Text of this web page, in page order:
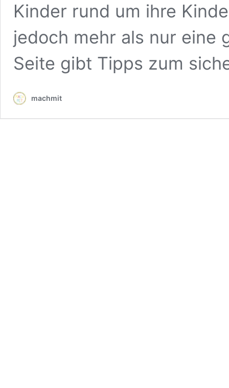
Kinder rund um ihre
jedoch mehr als nur eine
Seite gibt Tipps zum
machmit